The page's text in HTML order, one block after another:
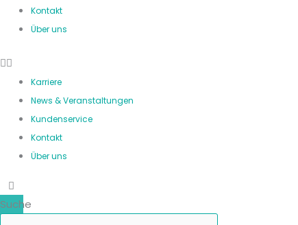
Kontakt
Über uns
Karriere
News & Veranstaltungen
Kundenservice
Kontakt
Über uns
Suche